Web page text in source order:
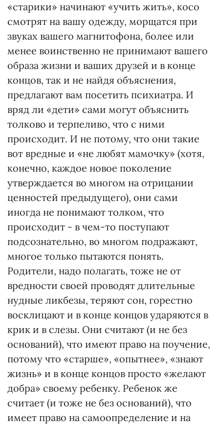
«старики» начинают «учить жить», косо
смотрят на вашу одежду, морщатся при
звуках вашего магнитофона, более или
менее воинственно не принимают вашего
образа жизни и ваших друзей и в конце
концов, так и не найдя объяснения,
предлагают вам посетить психиатра. И
вряд ли «дети» сами могут объяснить
толково и терпеливо, что с ними
происходит. И не потому, что они такие
вот вредные и «не любят мамочку» (хотя,
конечно, каждое новое поколение
утверждается во многом на отрицании
ценностей предыдущего), они сами
иногда не понимают толком, что
происходит - в чем-то поступают
подсознательно, во многом подражают,
многое только пытаются понять.
Родители, надо полагать, тоже не от
вредности своей проводят длительные
нудные ликбезы, теряют сон, горестно
восклицают и в конце концов ударяются в
крик и в слезы. Они считают (и не без
оснований), что имеют право на поучение,
потому что «старше», «опытнее», «знают
жизнь» и в конце концов просто «желают
добра» своему ребенку. Ребенок же
считает (и тоже не без оснований), что
имеет право на самоопределение и на